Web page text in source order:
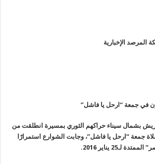
المرصد الإخبارية
في جمعة “ارحل يا فاشل”
بشمال سيناء حراكهم الثوري بمسيرة انطلقت من
جمعة “ارحل يا فاشل”، وجابت الشوارع استمرارًا
لـ25 يناير 2016 .